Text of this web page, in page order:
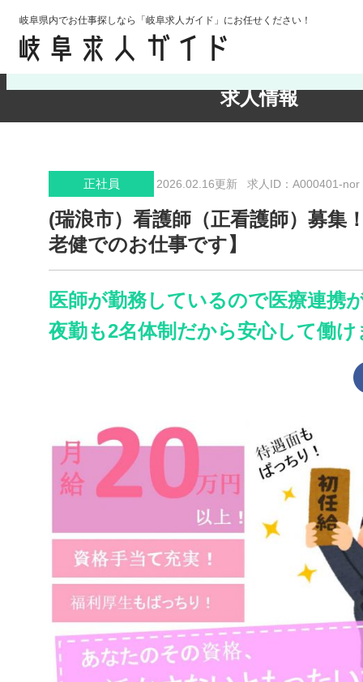
岐阜県内でお仕事探しなら「岐阜求人ガイド」にお任せください！
求人情報
検索条件の確認・変更
正社員 2026.02.16更新 求人ID：A000401-nor
(瑞浪市）看護師（正看護師）募集
老健でのお仕事です】
医師が勤務しているので医療連携
夜勤も2名体制だから安心して働け